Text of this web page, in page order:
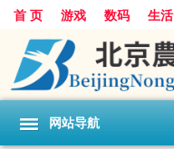
首 页 游戏 数码 生活
互联网
手机 购物
网站导航